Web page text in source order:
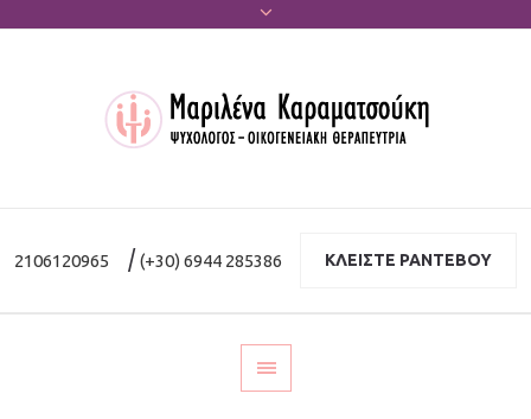
2106120965 |(+30) 6944 285386 ΚΛΕΙΣΤΕ ΡΑΝΤΕΒΟΥ